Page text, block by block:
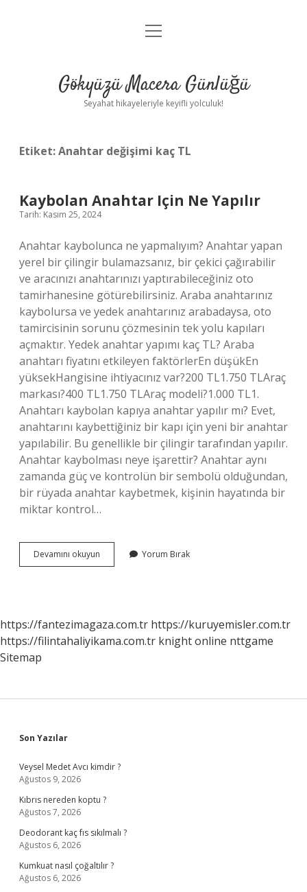
Anasayfa
Yasal Uyarı
menüyü
Gökyüzü Macera Günlüğü
Seyahat hikayeleriyle keyifli yolculuk!
Etiket:Anahtar değişimi kaç TL
Kaybolan Anahtar Için Ne Yapılır
Tarih: Kasım 25, 2024
Anahtar kaybolunca ne yapmalıyım? Anahtar yapan
yerel bir çilingir bulamazsanız, bir çekici çağırabilir
ve aracınızı anahtarınızı yaptırabileceğiniz oto
tamirhanesine götürebilirsiniz. Araba anahtarınız
kaybolursa ve yedek anahtarınız arabadaysa, oto
tamircisinin sorunu çözmesinin tek yolu kapıları
açmaktır. Yedek anahtar yapımı kaç TL? Araba
anahtarı fiyatını etkileyen faktörlerEn düşükEn
yüksekHangisine ihtiyacınız var?200 TL1.750 TLAraç
markası?400 TL1.750 TLAraç modeli?1.000 TL1.
Anahtarı kaybolan kapıya anahtar yapılır mı? Evet,
anahtarını kaybettiğiniz bir kapı için yeni bir anahtar
yapılabilir. Bu genellikle bir çilingir tarafından yapılır.
Anahtar kaybolması neye işarettir? Anahtar aynı
zamanda güç ve kontrolün bir sembolü olduğundan,
bir rüyada anahtar kaybetmek, kişinin hayatında bir
miktar kontrol…
Devamını okuyun Kaybolan
Anahtar
Yorum Bırak
https://fantezimagaza.com.tr https://kuruyemisler.com.tr
https://filintahaliyikama.com.tr knight online nttgame
Sitemap
Sidebar
Son Yazılar
Veysel Medet Avcı kimdir ?
Ağustos 9, 2026
Kıbrıs nereden koptu ?
Ağustos 7, 2026
Deodorant kaç fıs sıkılmalı ?
Ağustos 6, 2026
Kumkuat nasıl çoğaltılır ?
Ağustos 6, 2026